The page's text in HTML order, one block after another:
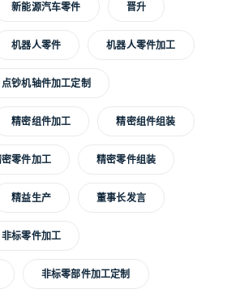
新能源汽车零件 晋升
机器人零件 机器人零件加工
点钞机轴件加工定制
精密组件加工 精密组件组装
零件加工 精密零件组装
精益生产 董事长发言
非标零件加工
非标零部件加工定制